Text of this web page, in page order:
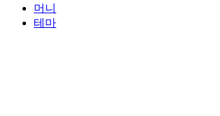
머니
테마